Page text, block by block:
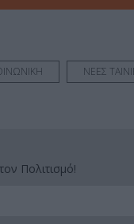
ΝΕΕΣ
Πολιτισμό!